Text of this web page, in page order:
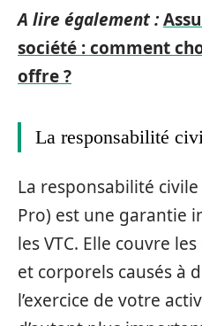
A lire également :
société : comment
offre ?
La responsabilité
La responsabilité
Pro) est une garantie
les VTC. Elle couvre
et corporels causés à
l’exercice de votre